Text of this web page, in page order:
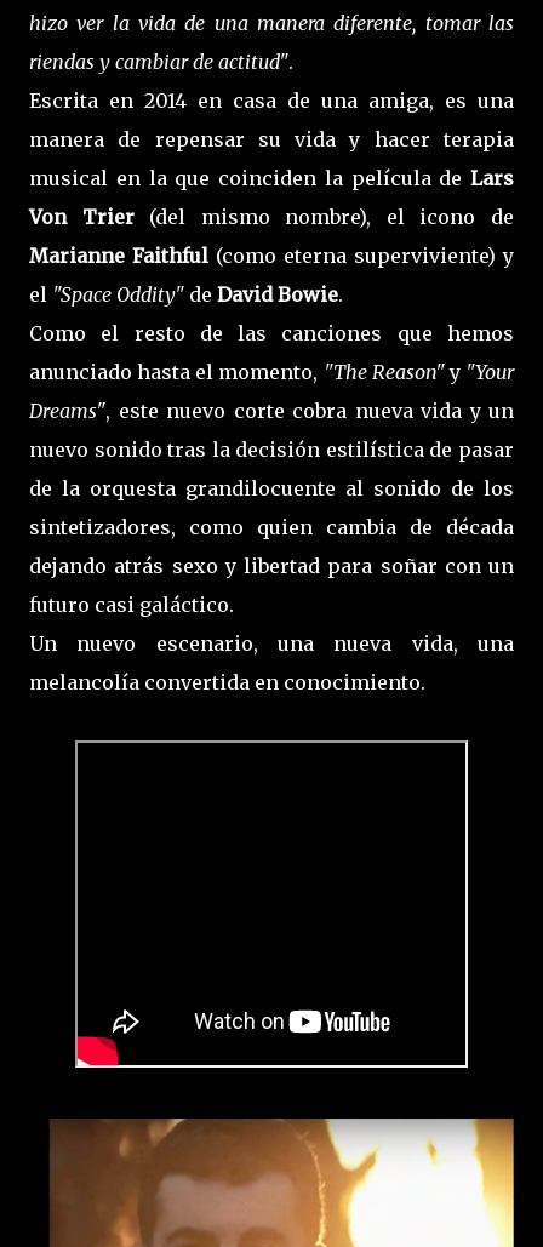
hizo ver la vida de una manera diferente, tomar las
riendas y cambiar de actitud".
Escrita en 2014 en casa de una amiga, es una
manera de repensar su vida y hacer terapia
musical en la que coinciden la película de Lars
Von Trier(del mismo nombre), el icono de
Marianne Faithful (como eterna superviviente) y
el "Space Oddity" de David Bowie.
Como el resto de las canciones que hemos
anunciado hasta el momento, "The Reason"y "Your
Dreams", este nuevo corte cobra nueva vida y un
nuevo sonido tras la decisión estilística de pasar
de la orquesta grandilocuente al sonido de los
sintetizadores, como quien cambia de década
dejando atrás sexo y libertad para soñar con un
futuro casi galáctico.
Un nuevo escenario, una nueva vida, una
melancolía convertida en conocimiento.